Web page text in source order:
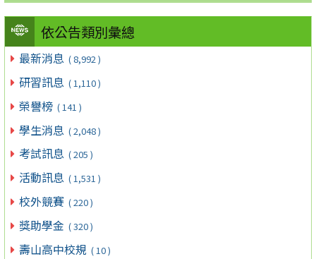
依公告類別彙總
最新消息 ( 8,992 )
研習訊息 ( 1,110 )
榮譽榜 ( 141 )
學生消息 ( 2,048 )
考試訊息 ( 205 )
活動訊息 ( 1,531 )
校外競賽 ( 220 )
獎助學金 ( 320 )
壽山高中校規 ( 10 )